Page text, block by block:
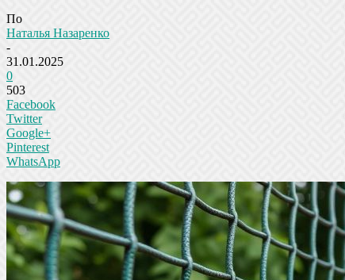
По
Наталья Назаренко
-
31.01.2025
0
503
Facebook
Twitter
Google+
Pinterest
WhatsApp